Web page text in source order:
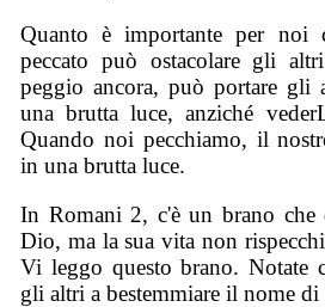
Quanto è importante per noi
peccato può ostacolare gli
peggio ancora, può portare gli
una brutta luce, anziché
Quando noi pecchiamo, il
in una brutta luce.
In Romani 2, c'è un brano che
Dio, ma la sua vita non
Vi leggo questo brano. Notate
gli altri a bestemmiare il nome